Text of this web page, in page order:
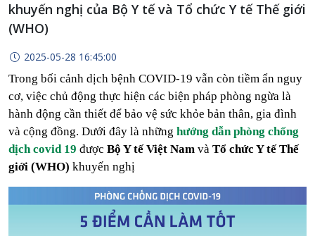
khuyến nghị của Bộ Y tế và Tổ chức Y tế Thế giới
(WHO)
2025-05-28 16:45:00
Trong bối cảnh dịch bệnh COVID-19 vẫn còn tiềm ẩn nguy
cơ, việc chủ động thực hiện các biện pháp phòng ngừa là
hành động cần thiết để bảo vệ sức khỏe bản thân, gia đình
và cộng đồng. Dưới đây là những hướng dẫn phòng chống
dịch covid 19 được Bộ Y tế Việt Nam và Tổ chức Y tế Thế
giới (WHO) khuyến nghị